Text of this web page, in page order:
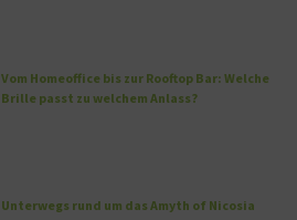
Vom Homeoffice bis zur Rooftop Bar: Welche
Brille passt zu welchem Anlass?
Unterwegs rund um das Amyth of Nicosia